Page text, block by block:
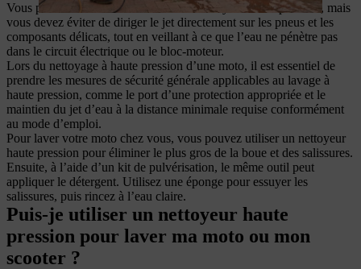
Vous pouvez laver une moto avec un nettoyeur haute pression, mais
vous devez éviter de diriger le jet directement sur les pneus et les
composants délicats, tout en veillant à ce que l’eau ne pénètre pas
dans le circuit électrique ou le bloc-moteur.
Lors du nettoyage à haute pression d’une moto, il est essentiel de
prendre les mesures de sécurité générale applicables au lavage à
haute pression, comme le port d’une protection appropriée et le
maintien du jet d’eau à la distance minimale requise conformément
au mode d’emploi.
Pour laver votre moto chez vous, vous pouvez utiliser un nettoyeur
haute pression pour éliminer le plus gros de la boue et des salissures.
Ensuite, à l’aide d’un kit de pulvérisation, le même outil peut
appliquer le détergent. Utilisez une éponge pour essuyer les
salissures, puis rincez à l’eau claire.
Puis-je utiliser un nettoyeur haute
pression pour laver ma moto ou mon
scooter ?